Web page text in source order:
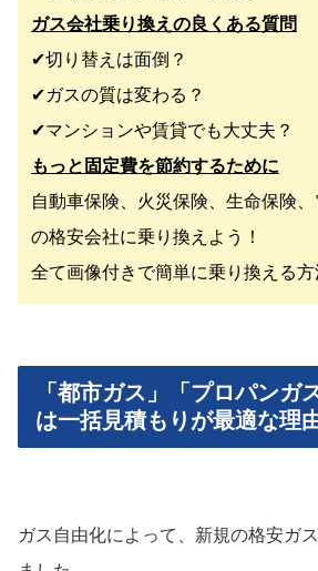
ガス会社乗り換えの良くある質問
✔︎切り替えは面倒？
✔︎ガスの質は変わる？
✔︎マンションや賃貸でも大丈夫？
もっと固定費を節約するために
自動車保険、火災保険、生命保険
の格安会社に乗り換えよう！
全て画像付きで簡単に乗り換える方
「都市ガス」「プロパンガ
は一括見積もりが最適な理
ガス自由化によって、新規の格安ガ